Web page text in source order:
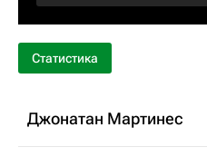
Статистика
Джонатан Мартинес